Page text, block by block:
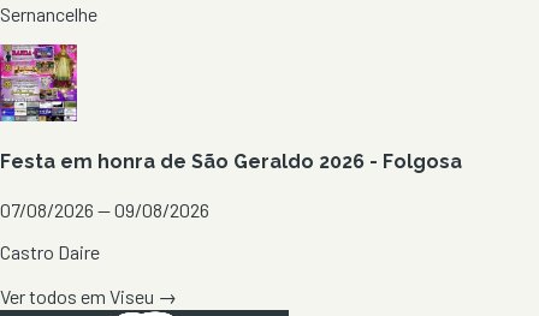
Sernancelhe
Festa em honra de São Geraldo 2026 - Folgosa
07/08/2026 — 09/08/2026
Castro Daire
Ver todos em Viseu →